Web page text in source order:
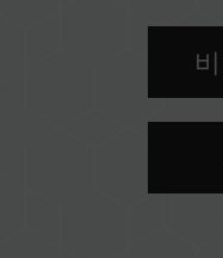
중국 신규 특허 (
S.M.A.R.T. 특허